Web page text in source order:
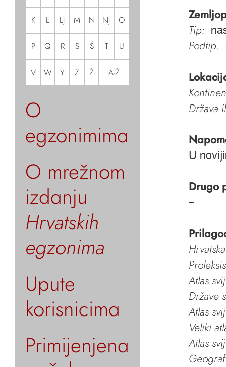
K L Lj M N Nj O
P Q R S Š T U
V W Y Z Ž A-Ž
O
egzonimima
O mrežnom
izdanju
Hrvatskih
egzonima
Upute
korisnicima
Primijenjena
Tip:
Podtip:
Država
U
Drugo
–
Atlas
Države
Atlas
Veliki
Atlas